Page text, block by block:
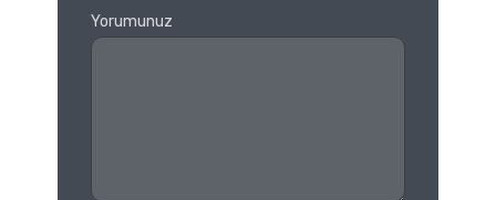
Yorumunuz